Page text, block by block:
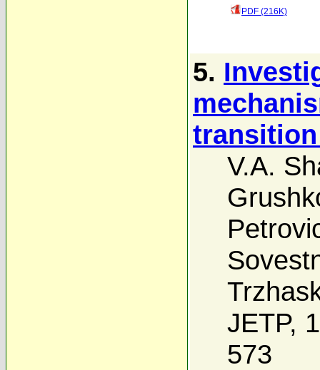
PDF (216K)
5.
V.A.
JETP,
573